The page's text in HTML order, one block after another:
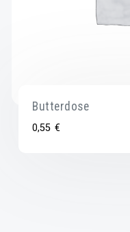
Butterdose
0,55€